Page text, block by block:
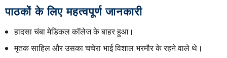
पाठकों के लिए महत्वपूर्ण जानकारी
हादसा चंबा मेडिकल कॉलेज के बाहर हुआ।
मृतक साहिल और उसका चचेरा भाई विशाल भरमौर के रहने वाले थे।